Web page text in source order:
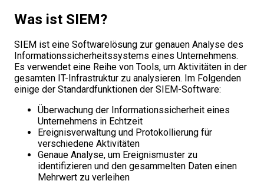
Was ist SIEM?
SIEM ist eine Softwarelösung zur genauen Analyse des
Informationssicherheitssystems eines Unternehmens.
Es verwendet eine Reihe von Tools, um Aktivitäten in der
gesamten IT-Infrastruktur zu analysieren. Im Folgenden
einige der Standardfunktionen der SIEM-Software:
Überwachung der Informationssicherheit eines
Unternehmens in Echtzeit
Ereignisverwaltung und Protokollierung für
verschiedene Aktivitäten
Genaue Analyse, um Ereignismuster zu
identifizieren und den gesammelten Daten einen
Mehrwert zu verleihen